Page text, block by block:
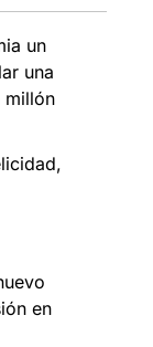
un
una
millón
en